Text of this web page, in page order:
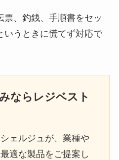
、釣銭、手順書をセッ
いうときに慌てず対応で
ならレジベスト
ェルジュが、業種や
適な製品をご提案し